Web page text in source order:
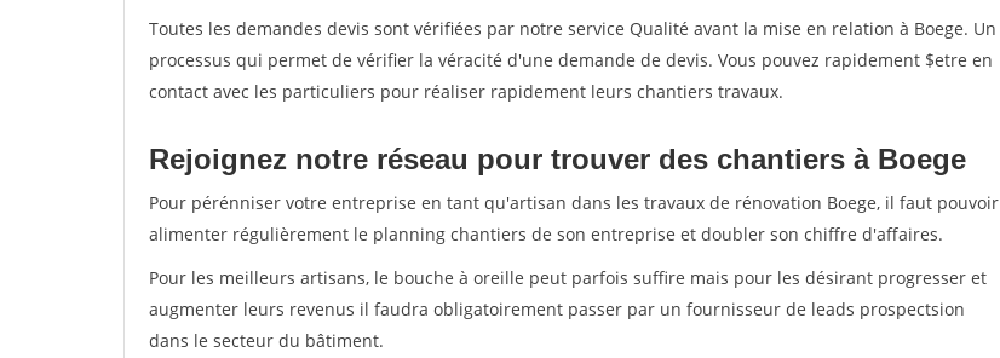
Toutes les demandes devis sont vérifiées par notre service Qualité avant la mise en relation à Boege. Un
processus qui permet de vérifier la véracité d'une demande de devis. Vous pouvez rapidement $etre en
contact avec les particuliers pour réaliser rapidement leurs chantiers travaux.
Rejoignez notre réseau pour trouver des chantiers à Boege
Pour pérénniser votre entreprise en tant qu'artisan dans les travaux de rénovation Boege, il faut pouvoir
alimenter régulièrement le planning chantiers de son entreprise et doubler son chiffre d'affaires.
Pour les meilleurs artisans, le bouche à oreille peut parfois suffire mais pour les désirant progresser et
augmenter leurs revenus il faudra obligatoirement passer par un fournisseur de leads prospectsion
dans le secteur du bâtiment.